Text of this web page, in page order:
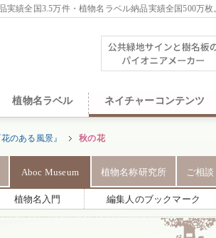
実績全国3.5万件・植物名ラベル納品実績全国500万
植物名ラベル ネイチャーコンテンツ
のある風景』 秋の花
Aboc Museum 植物名称研究所 ご相談
植物名入門 編集人のブックマーク